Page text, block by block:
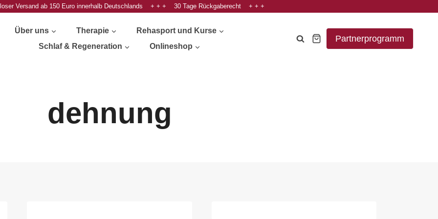
Versand ab 150 Euro innerhalb Deutschlands + + + 30 Tage Rückgaberecht + + +
Über uns Therapie
Rehasport und Kurse
Schlaf & Regeneration
Onlineshop
Partnerprogramm
dehnung